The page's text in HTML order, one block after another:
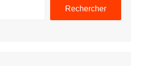
Rechercher